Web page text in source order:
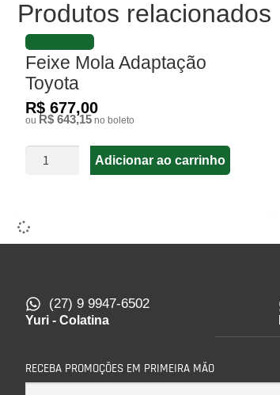
Produtos relacionados
Feixe Mola Adaptação
Toyota
R$ 677,00
ou R$ 643,15 no boleto
Adicionar ao carrinho
(27) 9 9947-6502
Yuri - Colatina
RECEBA PROMOÇÕES EM PRIMEIRA MÃO